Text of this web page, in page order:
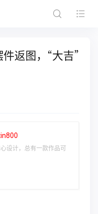
件返图，“大吉”
设计，总有一款作品可